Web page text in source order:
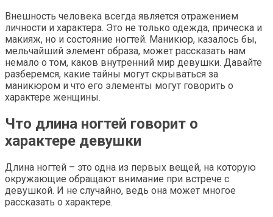
Внешность человека всегда является отражением
личности и характера. Это не только одежда, прическа и
макияж, но и состояние ногтей. Маникюр, казалось бы,
мельчайший элемент образа, может рассказать нам
немало о том, каков внутренний мир девушки. Давайте
разберемся, какие тайны могут скрываться за
маникюром и что его элементы могут говорить о
характере женщины.
Что длина ногтей говорит о
характере девушки
Длина ногтей – это одна из первых вещей, на которую
окружающие обращают внимание при встрече с
девушкой. И не случайно, ведь она может многое
рассказать о характере.